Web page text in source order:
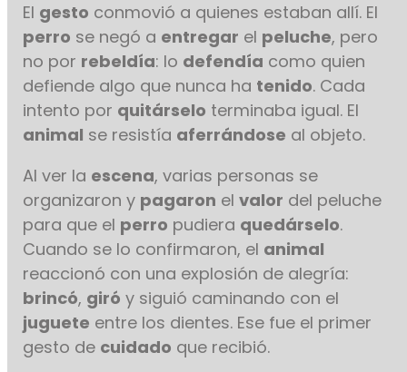
El gesto conmovió a quienes estaban allí. El
perro se negó a entregar el peluche, pero
no por rebeldía: lo defendía como quien
defiende algo que nunca ha tenido. Cada
intento por quitárselo terminaba igual. El
animal se resistía aferrándose al objeto.
Al ver la escena, varias personas se
organizaron y pagaron elvalor del peluche
para que el perro pudiera quedárselo.
Cuando se lo confirmaron, el animal
reaccionó con una explosión de alegría:
brincó, giró y siguió caminando con el
juguete entre los dientes. Ese fue el primer
gesto de cuidado que recibió.